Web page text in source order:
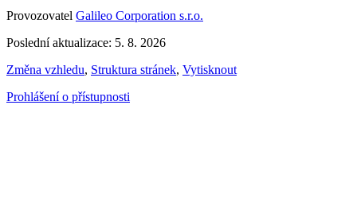
Provozovatel Galileo Corporation s.r.o.
Poslední aktualizace: 5. 8. 2026
Změna vzhledu, Struktura stránek, Vytisknout
Prohlášení o přístupnosti